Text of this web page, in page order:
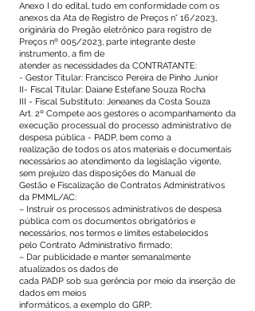
Anexo I do edital, tudo em conformidade com os
anexos da Ata de Registro de Preços n° 16/2023,
originária do Pregão eletrônico para registro de
Preços nº 005/2023, parte integrante deste
instrumento, a fim de
atender as necessidades da CONTRATANTE:
- Gestor Titular: Francisco Pereira de Pinho Junior
II- Fiscal Titular: Daiane Estefane Souza Rocha
III - Fiscal Substituto: Jeneanes da Costa Souza
Art. 2º Compete aos gestores o acompanhamento da
execução processual do processo administrativo de
despesa pública - PADP, bem como a
realização de todos os atos materiais e documentais
necessários ao atendimento da legislação vigente,
sem prejuízo das disposições do Manual de
Gestão e Fiscalização de Contratos Administrativos
da PMML/AC:
– Instruir os processos administrativos de despesa
pública com os documentos obrigatórios e
necessários, nos termos e limites estabelecidos
pelo Contrato Administrativo firmado;
– Dar publicidade e manter semanalmente
atualizados os dados de
cada PADP sob sua gerência por meio da inserção de
dados em meios
informáticos, a exemplo do GRP;